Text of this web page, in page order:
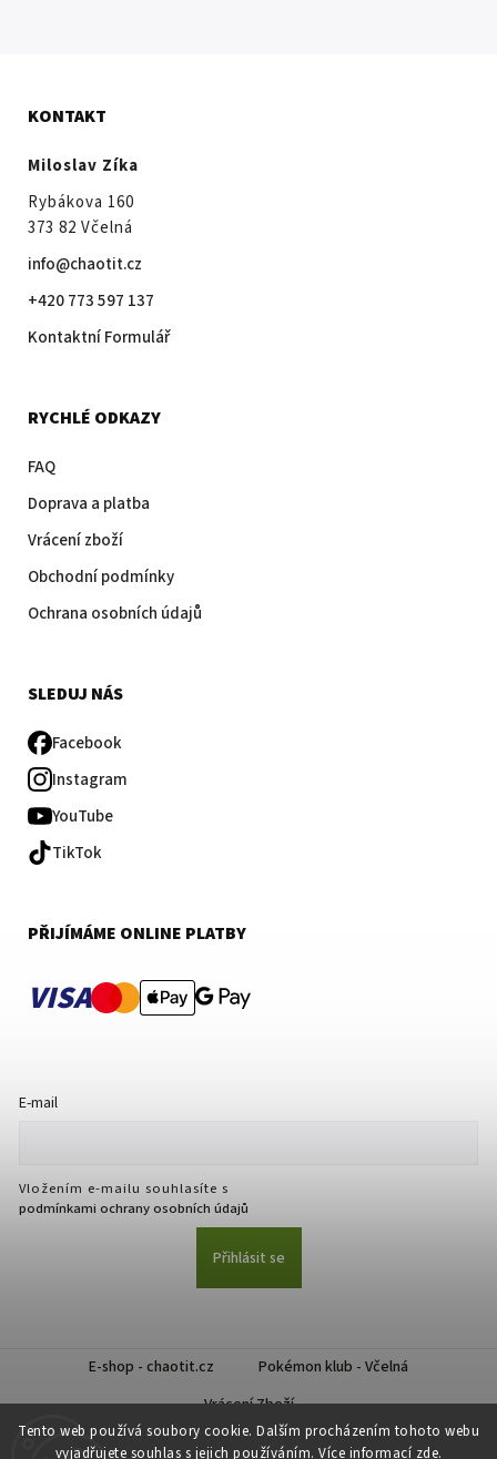
Tento web používá soubory cookie. Dalším procházením tohoto webu
vyjadřujete souhlas s jejich používáním. Více informací zde.
KONTAKT
Miloslav Zíka
Rybákova 160
373 82 Včelná
info@chaotit.cz
+420 773 597 137
Kontaktní Formulář
RYCHLÉ ODKAZY
FAQ
Doprava a platba
Vrácení zboží
Obchodní podmínky
Ochrana osobních údajů
SLEDUJ NÁS
Facebook
Instagram
YouTube
TikTok
PŘIJÍMÁME ONLINE PLATBY
VISA
E-mail
Vložením e-mailu souhlasíte s
podmínkami ochrany osobních údajů
Přihlásit se
E-shop - chaotit.cz
Pokémon klub - Včelná
Vrácení Zboží